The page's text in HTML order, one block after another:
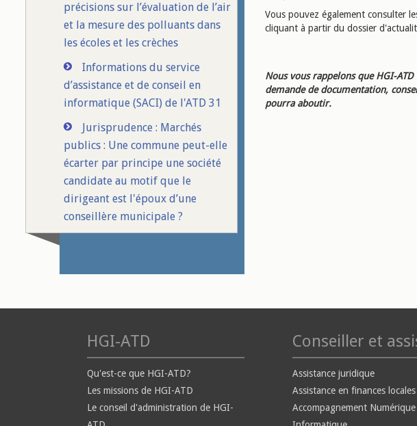
précisions sur l’évaluation de l’air
et la mesure des polluants dans
les écoles et les crèches
Informations du service
d’assistance et de conseil en
informatique (SACI) de l'ATD 31
Jurisprudence : Marchés
publics : Une commune peut-elle
écarter par principe une société
candidate au motif que le
dirigeant est l'époux d’une
conseillère municipale ?
Vous pouvez également consulter
cliquant à partir du dossier
Nous vous rappelons que HGI-
demande de documentation,
pourra aboutir.
HGI-ATD
Qu'est-ce que HGI-ATD?
Les missions de HGI-ATD
Le conseil d'administration de HGI-
Conseiller et
Assistance juridique
Assistance en finances locales
Accompagnement